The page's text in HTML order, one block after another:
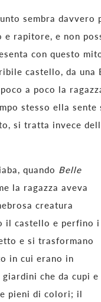
sembra davvero
rapitore, e non
con questo
castello, da una
poco a poco la
stesso ella
si tratta invece
quando Belle
la ragazza aveva
creatura
il castello e perfino i
e si trasformano
in cui erano in
giardini che da cupi e
pieni di colori; il